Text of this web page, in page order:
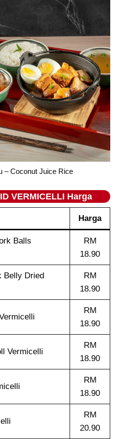
– Coconut Juice Rice
VERMICELLI Harga
Harga
Balls
RM
18.90
Belly Dried
RM
18.90
RM
18.90
Vermicelli
RM
18.90
RM
18.90
RM
20.90